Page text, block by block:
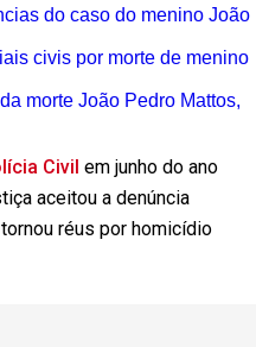
do caso do menino João
civis por morte de menino
morte João Pedro Mattos,
Civil em junho do ano
aceitou a denúncia
réus por homicídio